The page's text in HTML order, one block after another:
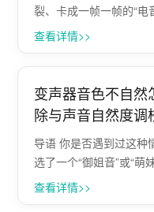
裂、卡成一帧一帧的“电
你的声音像机器人一样
问题并非出在变声器软
查看详情>>
变声器音色不自然
除与声音自然度调
导语 你是否遇到过这种
选了一个“御姐音”或“萌
己听着都像机器人在念
查看详情>>